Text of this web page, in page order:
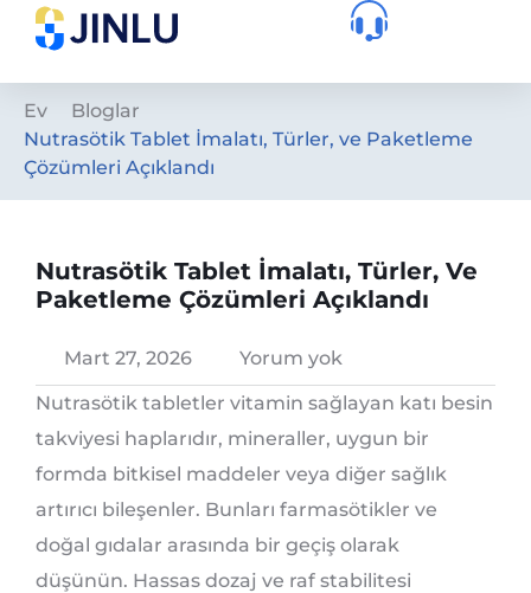
Ev
Bloglar
Nutrasötik Tablet İmalatı, Türler, ve Paketleme
Çözümleri Açıklandı
Nutrasötik Tablet İmalatı, Türler, Ve
Paketleme Çözümleri Açıklandı
Mart 27, 2026
Yorum yok
Nutrasötik tabletler vitamin sağlayan katı besin
takviyesi haplarıdır, mineraller, uygun bir
formda bitkisel maddeler veya diğer sağlık
artırıcı bileşenler. Bunları farmasötikler ve
doğal gıdalar arasında bir geçiş olarak
düşünün. Hassas dozaj ve raf stabilitesi